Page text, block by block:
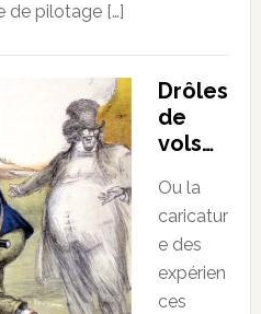
de pilotage […]
Drôles
de
vols…
Ou la
caricatur
e des
expérien
ces